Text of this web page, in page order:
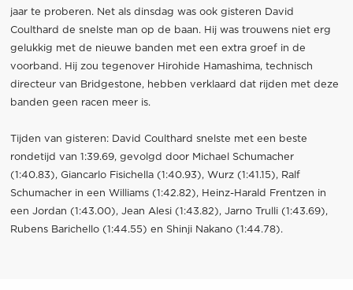
jaar te proberen. Net als dinsdag was ook gisteren David
Coulthard de snelste man op de baan. Hij was trouwens niet erg
gelukkig met de nieuwe banden met een extra groef in de
voorband. Hij zou tegenover Hirohide Hamashima, technisch
directeur van Bridgestone, hebben verklaard dat rijden met deze
banden geen racen meer is.
Tijden van gisteren: David Coulthard snelste met een beste
rondetijd van 1:39.69, gevolgd door Michael Schumacher
(1:40.83), Giancarlo Fisichella (1:40.93), Wurz (1:41.15), Ralf
Schumacher in een Williams (1:42.82), Heinz-Harald Frentzen in
een Jordan (1:43.00), Jean Alesi (1:43.82), Jarno Trulli (1:43.69),
Rubens Barichello (1:44.55) en Shinji Nakano (1:44.78).